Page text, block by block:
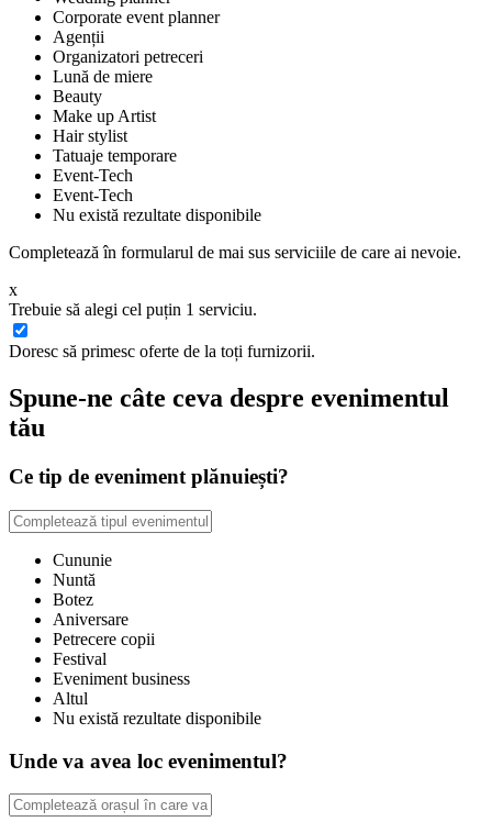
Corporate event planner
Agenții
Organizatori petreceri
Lună de miere
Beauty
Make up Artist
Hair stylist
Tatuaje temporare
Event-Tech
Event-Tech
Nu există rezultate disponibile
Completează în formularul de mai sus serviciile de care ai nevoie.
x
Trebuie să alegi cel puțin 1 serviciu.
Doresc să primesc oferte de la toți furnizorii.
Spune-ne câte ceva despre evenimentul
tău
Ce tip de eveniment plănuiești?
Cununie
Nuntă
Botez
Aniversare
Petrecere copii
Festival
Eveniment business
Altul
Nu există rezultate disponibile
Unde va avea loc evenimentul?